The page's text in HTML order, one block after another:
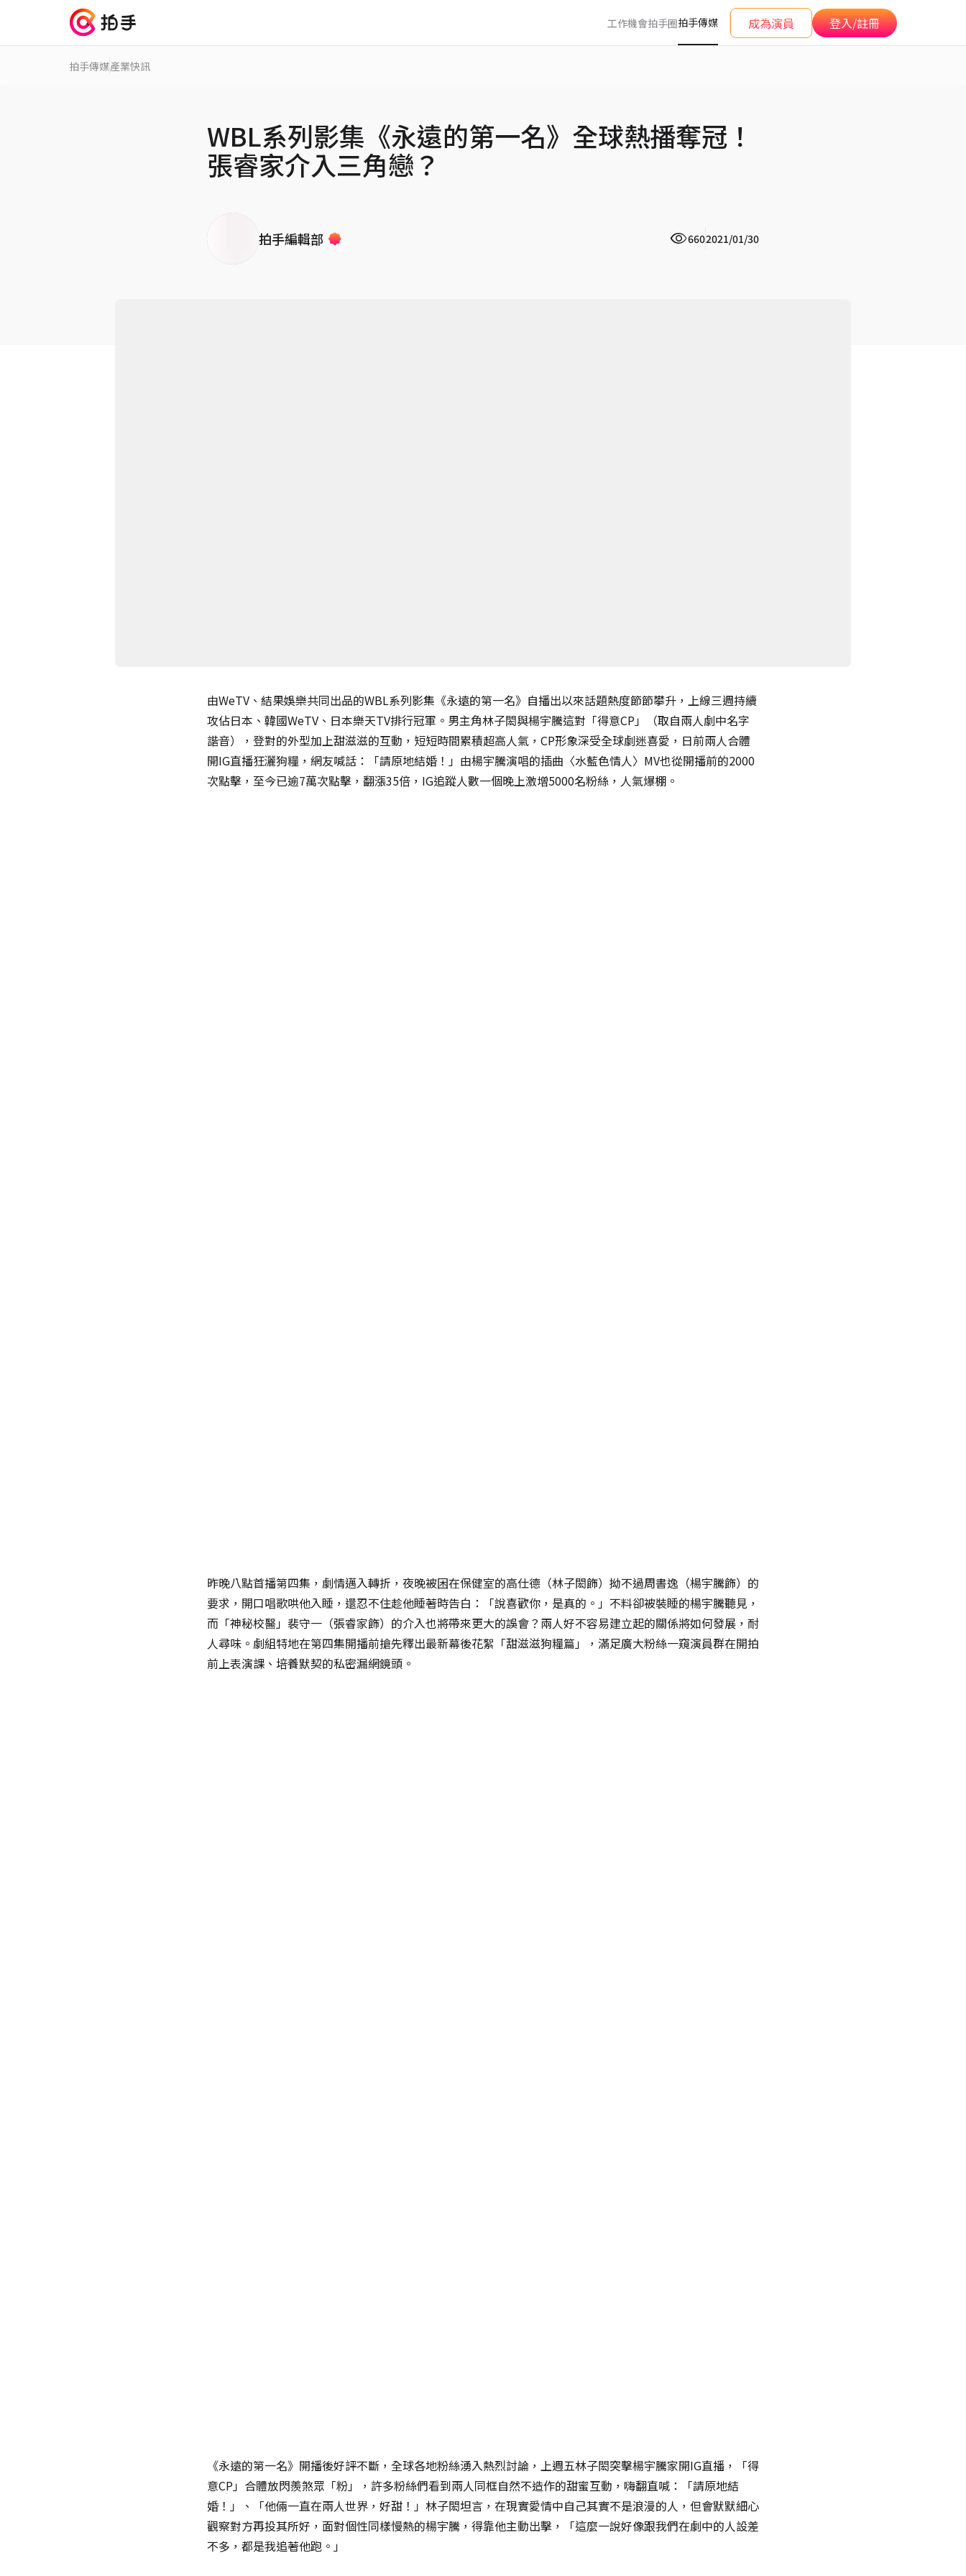
工作機會拍手圈拍手傳媒 成為演員 登入/註冊
拍手傳媒產業快訊
WBL系列影集《永遠的第一名》全球熱播奪冠！
張睿家介入三角戀？
拍手編輯部 6602021/01/30
由WeTV、結果娛樂共同出品的WBL系列影集《永遠的第一名》自播出以來話題熱度節節攀升，上線三週持續
攻佔日本、韓國WeTV、日本樂天TV排行冠軍。男主角林子閎與楊宇騰這對「得意CP」（取自兩人劇中名字
諧音），登對的外型加上甜滋滋的互動，短短時間累積超高人氣，CP形象深受全球劇迷喜愛，日前兩人合體
開IG直播狂灑狗糧，網友喊話：「請原地結婚！」由楊宇騰演唱的插曲〈水藍色情人〉MV也從開播前的2000
次點擊，至今已逾7萬次點擊，翻漲35倍，IG追蹤人數一個晚上激增5000名粉絲，人氣爆棚。
昨晚八點首播第四集，劇情邁入轉折，夜晚被困在保健室的高仕德（林子閎飾）拗不過周書逸（楊宇騰飾）的
要求，開口唱歌哄他入睡，還忍不住趁他睡著時告白：「說喜歡你，是真的。」不料卻被裝睡的楊宇騰聽見，
而「神秘校醫」裴守一（張睿家飾）的介入也將帶來更大的誤會？兩人好不容易建立起的關係將如何發展，耐
人尋味。劇組特地在第四集開播前搶先釋出最新幕後花絮「甜滋滋狗糧篇」，滿足廣大粉絲一窺演員群在開拍
前上表演課、培養默契的私密漏網鏡頭。
《永遠的第一名》開播後好評不斷，全球各地粉絲湧入熱烈討論，上週五林子閎突擊楊宇騰家開IG直播，「得
意CP」合體放閃羨煞眾「粉」，許多粉絲們看到兩人同框自然不造作的甜蜜互動，嗨翻直喊：「請原地結
婚！」、「他倆一直在兩人世界，好甜！」林子閎坦言，在現實愛情中自己其實不是浪漫的人，但會默默細心
觀察對方再投其所好，面對個性同樣慢熱的楊宇騰，得靠他主動出擊，「這麼一說好像跟我們在劇中的人設差
不多，都是我追著他跑。」